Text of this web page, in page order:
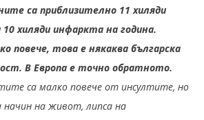
са приблизително 11 хиляди
хиляди инфаркта на година.
повече, това е някаква българска
В Европа е точно обратното.
са малко повече от инсултите, но
начин на живот, липса на